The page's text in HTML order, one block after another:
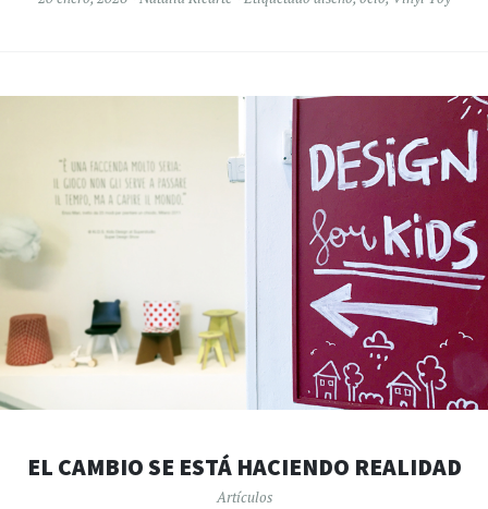
EL CAMBIO SE ESTÁ HACIENDO REALIDAD
Artículos